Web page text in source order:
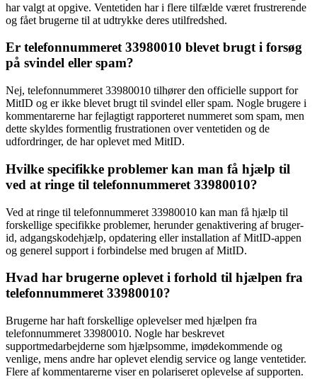
har valgt at opgive. Ventetiden har i flere tilfælde været frustrerende
og fået brugerne til at udtrykke deres utilfredshed.
Er telefonnummeret 33980010 blevet brugt i forsøg
på svindel eller spam?
Nej, telefonnummeret 33980010 tilhører den officielle support for
MitID og er ikke blevet brugt til svindel eller spam. Nogle brugere i
kommentarerne har fejlagtigt rapporteret nummeret som spam, men
dette skyldes formentlig frustrationen over ventetiden og de
udfordringer, de har oplevet med MitID.
Hvilke specifikke problemer kan man få hjælp til
ved at ringe til telefonnummeret 33980010?
Ved at ringe til telefonnummeret 33980010 kan man få hjælp til
forskellige specifikke problemer, herunder genaktivering af bruger-
id, adgangskodehjælp, opdatering eller installation af MitID-appen
og generel support i forbindelse med brugen af MitID.
Hvad har brugerne oplevet i forhold til hjælpen fra
telefonnummeret 33980010?
Brugerne har haft forskellige oplevelser med hjælpen fra
telefonnummeret 33980010. Nogle har beskrevet
supportmedarbejderne som hjælpsomme, imødekommende og
venlige, mens andre har oplevet elendig service og lange ventetider.
Flere af kommentarerne viser en polariseret oplevelse af supporten.